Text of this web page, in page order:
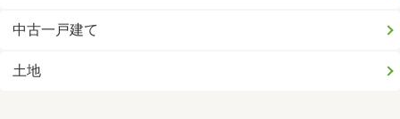
中古一戸建て
土地